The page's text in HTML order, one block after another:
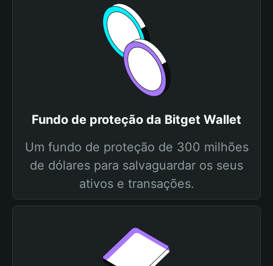
Fundo de proteção da Bitget Wallet
Um fundo de proteção de 300 milhões
de dólares para salvaguardar os seus
ativos e transações.